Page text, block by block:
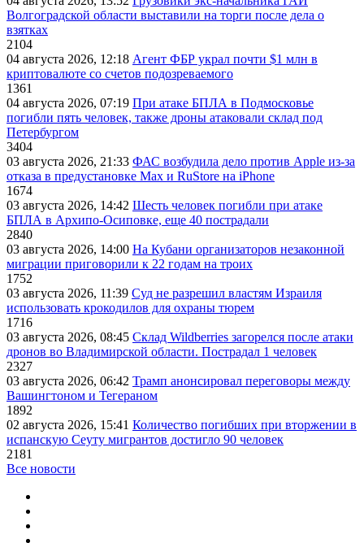
Волгоградской области выставили на торги после дела о
взятках
2104
04 августа 2026, 12:18 Агент ФБР украл почти $1 млн в
криптовалюте со счетов подозреваемого
1361
04 августа 2026, 07:19 При атаке БПЛА в Подмосковье
погибли пять человек, также дроны атаковали склад под
Петербургом
3404
03 августа 2026, 21:33 ФАС возбудила дело против Apple из-за
отказа в предустановке Max и RuStore на iPhone
1674
03 августа 2026, 14:42 Шесть человек погибли при атаке
БПЛА в Архипо-Осиповке, еще 40 пострадали
2840
03 августа 2026, 14:00 На Кубани организаторов незаконной
миграции приговорили к 22 годам на троих
1752
03 августа 2026, 11:39 Суд не разрешил властям Израиля
использовать крокодилов для охраны тюрем
1716
03 августа 2026, 08:45 Склад Wildberries загорелся после атаки
дронов во Владимирской области. Пострадал 1 человек
2327
03 августа 2026, 06:42 Трамп анонсировал переговоры между
Вашингтоном и Тегераном
1892
02 августа 2026, 15:41 Количество погибших при вторжении в
испанскую Сеуту мигрантов достигло 90 человек
2181
Все новости